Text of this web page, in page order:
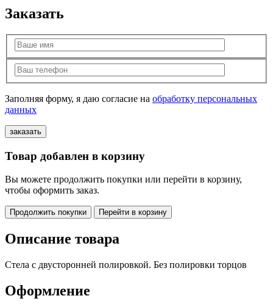
Заказать
Заполняя форму, я даю согласие на обработку персональных
данных
Товар добавлен в корзину
Вы можете продолжить покупки или перейти в корзину,
чтобы оформить заказ.
Продолжить покупки Перейти в корзину
Описание товара
Стела с двусторонней полировкой. Без полировки торцов
Оформление